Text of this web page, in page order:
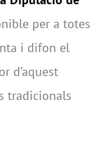
per a totes
i difon el
d’aquest
tradicionals